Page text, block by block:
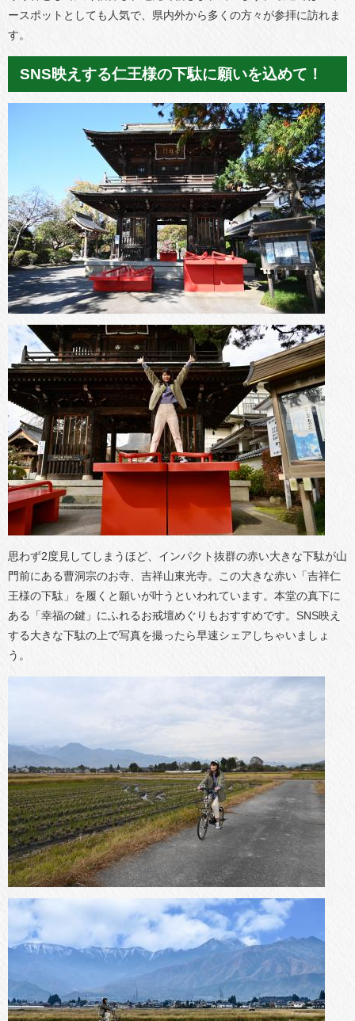
ースポットとしても人気で、県内外から多くの方々が参拝に訪れま
す。
SNS映えする仁王様の下駄に願いを込めて！
思わず2度見してしまうほど、インパクト抜群の赤い大きな下駄が山
門前にある曹洞宗のお寺、吉祥山東光寺。この大きな赤い「吉祥仁
王様の下駄」を履くと願いが叶うといわれています。本堂の真下に
ある「幸福の鍵」にふれるお戒壇めぐりもおすすめです。SNS映え
する大きな下駄の上で写真を撮ったら早速シェアしちゃいましょ
う。